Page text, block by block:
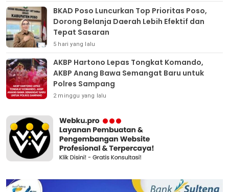
BKAD Poso Luncurkan Top Prioritas Poso,
Dorong Belanja Daerah Lebih Efektif dan
Tepat Sasaran
5 hari yang lalu
AKBP Hartono Lepas Tongkat Komando,
AKBP Anang Bawa Semangat Baru untuk
Polres Sampang
2 minggu yang lalu